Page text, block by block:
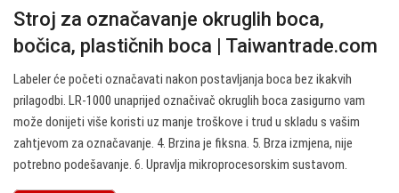
Stroj za označavanje okruglih boca,
bočica, plastičnih boca | Taiwantrade.com
Labeler će početi označavati nakon postavljanja boca bez ikakvih
prilagodbi. LR-1000 unaprijed označivač okruglih boca zasigurno vam
može donijeti više koristi uz manje troškove i trud u skladu s vašim
zahtjevom za označavanje. 4. Brzina je fiksna. 5. Brza izmjena, nije
potrebno podešavanje. 6. Upravlja mikroprocesorskim sustavom.